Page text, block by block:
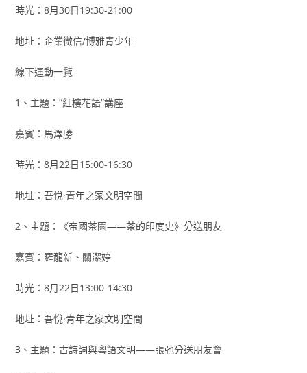
時光：8月30日19:30-21:00
地址：企業微信/博雅青少年
線下運動一覽
1、主題：“紅樓花語”講座
嘉賓：馬澤勝
時光：8月22日15:00-16:30
地址：吾悅·青年之家文明空間
2、主題：《帝國茶園——茶的印度史》分送朋友
嘉賓：羅龍新、關潔婷
時光：8月22日13:00-14:30
地址：吾悅·青年之家文明空間
3、主題：古詩詞與粵語文明——張弛分送朋友會